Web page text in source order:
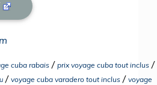
cuba rabais / prix voyage cuba tout inclus /
/ voyage cuba varadero tout inclus / voyage